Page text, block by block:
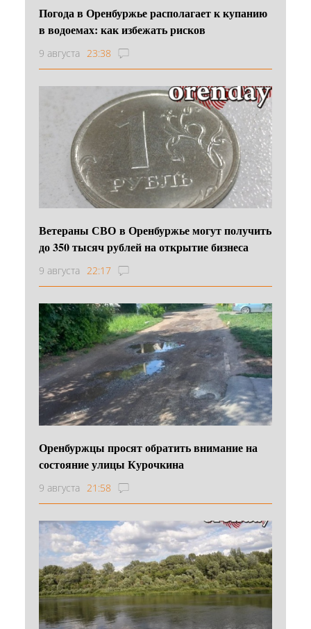
Погода в Оренбуржье располагает к купанию
в водоемах: как избежать рисков
9 августа 23:38
Ветераны СВО в Оренбуржье могут получить
до 350 тысяч рублей на открытие бизнеса
9 августа 22:17
Оренбуржцы просят обратить внимание на
состояние улицы Курочкина
9 августа 21:58